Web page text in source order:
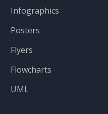
Infographics
Posters
Flyers
Flowcharts
UML